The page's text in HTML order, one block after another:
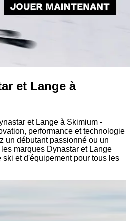
et Lange à
et Lange à Skimium -
performance et technologie
un débutant passionné ou un
marques Dynastar et Lange
et d'équipement pour tous les